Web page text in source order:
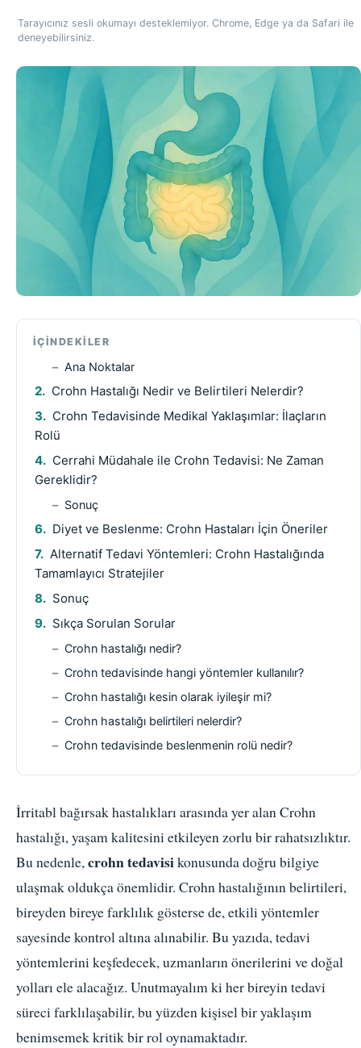
Tarayıcınız sesli okumayı desteklemiyor. Chrome, Edge ya da Safari ile
deneyebilirsiniz.
İÇINDEKILER
Ana Noktalar
Crohn Hastalığı Nedir ve Belirtileri Nelerdir?
Crohn Tedavisinde Medikal Yaklaşımlar: İlaçların
Rolü
Cerrahi Müdahale ile Crohn Tedavisi: Ne Zaman
Gereklidir?
Sonuç
Diyet ve Beslenme: Crohn Hastaları İçin Öneriler
Alternatif Tedavi Yöntemleri: Crohn Hastalığında
Tamamlayıcı Stratejiler
Sonuç
Sıkça Sorulan Sorular
Crohn hastalığı nedir?
Crohn tedavisinde hangi yöntemler kullanılır?
Crohn hastalığı kesin olarak iyileşir mi?
Crohn hastalığı belirtileri nelerdir?
Crohn tedavisinde beslenmenin rolü nedir?
İrritabl bağırsak hastalıkları arasında yer alan Crohn
hastalığı, yaşam kalitesini etkileyen zorlu bir rahatsızlıktır.
Bu nedenle,crohn tedavisikonusunda doğru bilgiye
ulaşmak oldukça önemlidir. Crohn hastalığının belirtileri,
bireyden bireye farklılık gösterse de, etkili yöntemler
sayesinde kontrol altına alınabilir. Bu yazıda, tedavi
yöntemlerini keşfedecek, uzmanların önerilerini ve doğal
yolları ele alacağız. Unutmayalım ki her bireyin tedavi
süreci farklılaşabilir, bu yüzden kişisel bir yaklaşım
benimsemek kritik bir rol oynamaktadır.